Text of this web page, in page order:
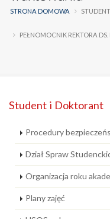
STRONA DOMOWA
PEŁNOMOCNIK REKTORA
Student i Doktorant
Procedury
Dział Spraw
Organizacja roku
Plany zajęć